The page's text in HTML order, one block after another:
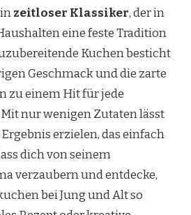
zeitloser Klassiker, der in
eine feste Tradition
Kuchen besticht
Geschmack und die zarte
zu einem Hit für jede
nur wenigen Zutaten lässt
erzielen, das einfach
dich von seinem
verzaubern und entdecke,
bei Jung und Alt so